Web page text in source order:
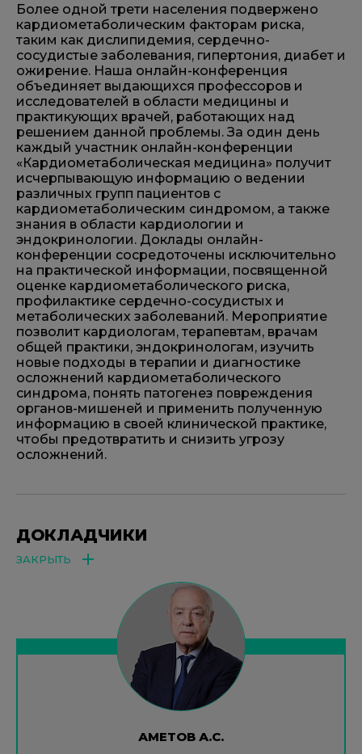
Более одной трети населения подвержено
кардиометаболическим факторам риска,
таким как дислипидемия, сердечно-
сосудистые заболевания, гипертония, диабет и
ожирение. Наша онлайн-конференция
объединяет выдающихся профессоров и
исследователей в области медицины и
практикующих врачей, работающих над
решением данной проблемы. За один день
каждый участник онлайн-конференции
«Кардиометаболическая медицина» получит
исчерпывающую информацию о ведении
различных групп пациентов с
кардиометаболическим синдромом, а также
знания в области кардиологии и
эндокринологии. Доклады онлайн-
конференции сосредоточены исключительно
на практической информации, посвященной
оценке кардиометаболического риска,
профилактике сердечно-сосудистых и
метаболических заболеваний. Мероприятие
позволит кардиологам, терапевтам, врачам
общей практики, эндокринологам, изучить
новые подходы в терапии и диагностике
осложнений кардиометаболического
синдрома, понять патогенез повреждения
органов-мишеней и применить полученную
информацию в своей клинической практике,
чтобы предотвратить и снизить угрозу
осложнений.
ДОКЛАДЧИКИ
ЗАКРЫТЬ
АМЕТОВ А.С.